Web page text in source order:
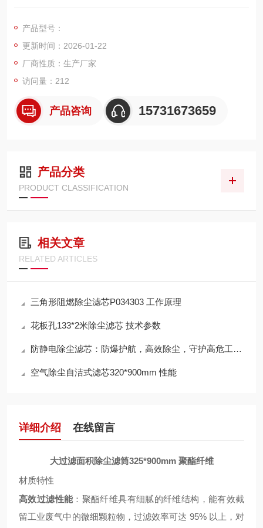
面积。例如，一些滤筒采用 180 折均匀排布，折宽 2.2mm，折
折宽 2.0mm，过滤面积可达 20㎡。
过滤精度：常规工业款聚酯纤维毡滤筒的过滤精度为 1-5μm，过
滤效率≥99%，出口粉尘浓度≤10mg/m³；防静电阻
产品型号：
更新时间：2026-01-22
厂商性质：生产厂家
访问量：212
产品咨询 15731673659
产品分类
PRODUCT CLASSIFICATION
相关文章
RELATED ARTICLES
三角形阻燃除尘滤芯P034303 工作原理
花板孔133*2米除尘滤芯 技术参数
防静电除尘滤芯：防爆护航，高效除尘，守护高危工况安全
空气除尘自洁式滤芯320*900mm 性能
详细介绍 在线留言
大过滤面积除尘滤筒325*900mm 聚酯纤维
材质特性
高效过滤性能 ：聚酯纤维具有细腻的纤维结构，能有效截
留工业废气中的微细颗粒物，过滤效率可达 95% 以上，对